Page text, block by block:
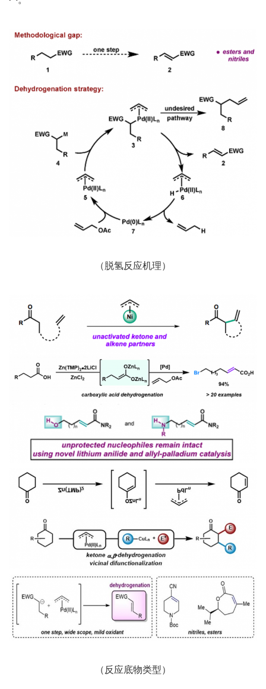
（脱氢反应机理）
（反应底物类型）